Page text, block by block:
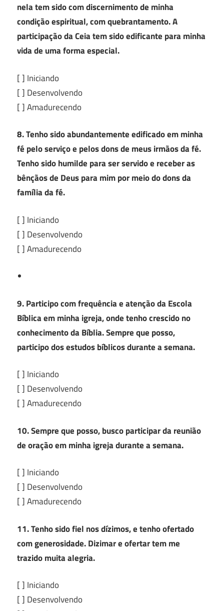
nela tem sido com discernimento de minha
condição espiritual, com quebrantamento. A
participação da Ceia tem sido edificante para minha
vida de uma forma especial.
[ ] Iniciando
[ ] Desenvolvendo
[ ] Amadurecendo
8. Tenho sido abundantemente edificado em minha
fé pelo serviço e pelos dons de meus irmãos da fé.
Tenho sido humilde para ser servido e receber as
bênçãos de Deus para mim por meio do dons da
família da fé.
[ ] Iniciando
[ ] Desenvolvendo
[ ] Amadurecendo
9. Participo com frequência e atenção da Escola
Bíblica em minha igreja, onde tenho crescido no
conhecimento da Bíblia. Sempre que posso,
participo dos estudos bíblicos durante a semana.
[ ] Iniciando
[ ] Desenvolvendo
[ ] Amadurecendo
10. Sempre que posso, busco participar da reunião
de oração em minha igreja durante a semana.
[ ] Iniciando
[ ] Desenvolvendo
[ ] Amadurecendo
11. Tenho sido fiel nos dízimos, e tenho ofertado
com generosidade. Dizimar e ofertar tem me
trazido muita alegria.
[ ] Iniciando
[ ] Desenvolvendo